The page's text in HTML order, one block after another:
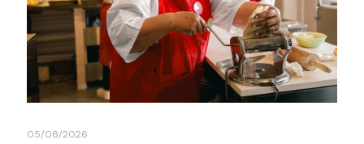
05/08/2026